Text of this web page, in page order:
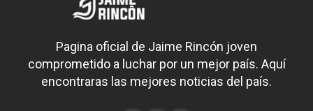
Pagina oficial de Jaime Rincón joven
comprometido a luchar por un mejor país. Aquí
encontraras las mejores noticias del país.